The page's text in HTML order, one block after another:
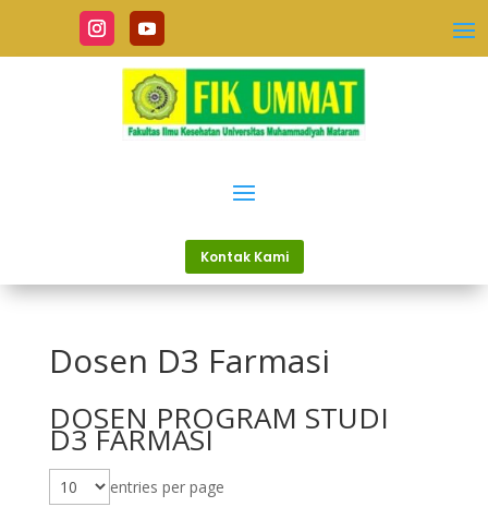
Kontak Kami
Dosen D3 Farmasi
DOSEN PROGRAM STUDI
D3 FARMASI
entries per page